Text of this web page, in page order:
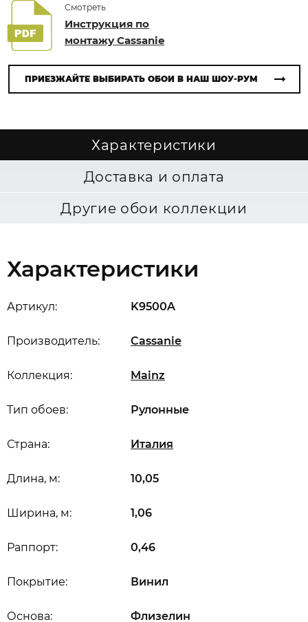
Смотреть
Инструкция по
монтажу Cassanie
ПРИЕЗЖАЙТЕ ВЫБИРАТЬ ОБОИ В НАШ ШОУ-РУМ
Характеристики
Доставка и оплата
Другие обои коллекции
Характеристики
Артикул: K9500A
Производитель: Cassanie
Коллекция: Mainz
Длина, м: 10,05
Ширина, м: 1,06
Раппорт: 0,46
Основа: Флизелин
Покрытие: Винил
Страна: Италия
Тип обоев: Рулонные